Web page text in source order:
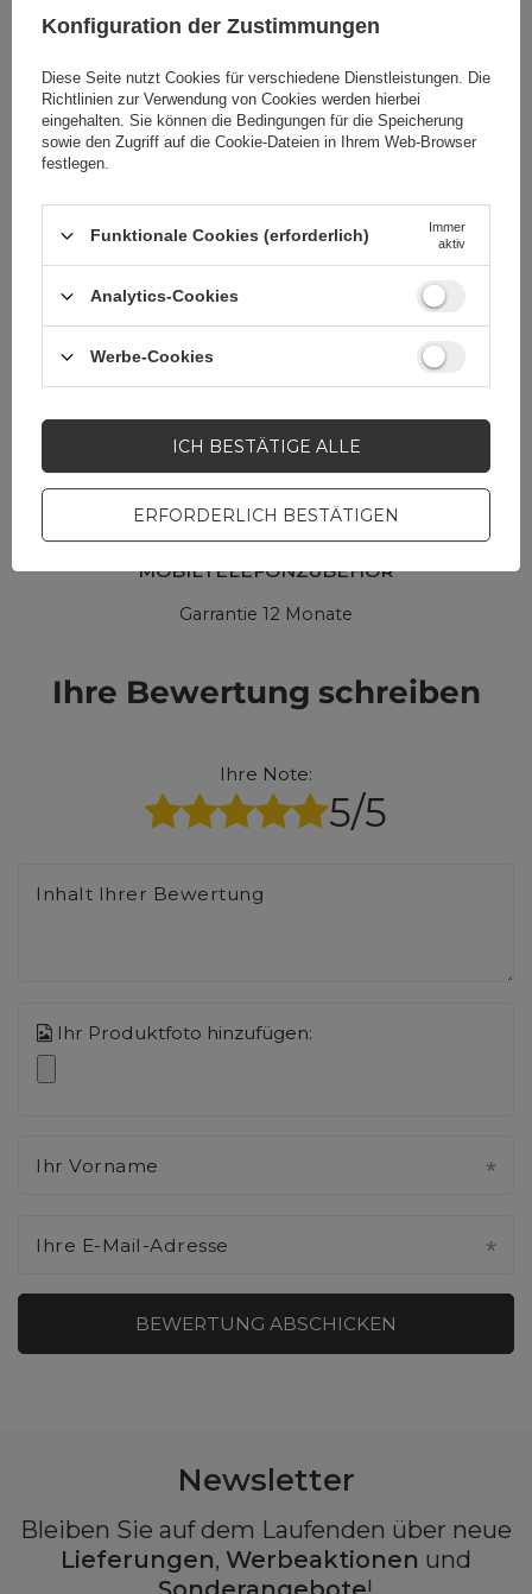
Verpackungslänge in
8,2
Verpackungsbreite in
Zentimetern
11
Brauchen Sie Hilfe? Haben Sie
Fragen?
Stellen Sie eine Frage,
und die interessantesten
Fragen und Antworten für
andere veröffentlichen.
MOBILTELEFONZUBEHÖR
Garrantie 12 Monate
Ihre Bewertung schreiben
Ihre Note:
5/5
Inhalt Ihrer Bewertung
Ihr Produktfoto hinzufügen:
Ihr Vorname
Ihre E-Mail-Adresse
BEWERTUNG ABSCHICKEN
Newsletter
Bleiben Sie auf dem Laufenden über neue
Lieferungen, Werbeaktionen und
Konfiguration der Zustimmungen
Diese Seite nutzt Cookies für verschiedene Dienstleistungen. Die
Richtlinien zur Verwendung von Cookies werden hierbei
eingehalten. Sie können die Bedingungen für die Speicherung
sowie den Zugriff auf die Cookie-Dateien in Ihrem Web-Browser
festlegen.
Funktionale Cookies (erforderlich)
Immer
aktiv
Analytics-Cookies
Werbe-Cookies
ERFORDERLICH BESTÄTIGEN
ICH BESTÄTIGE ALLE